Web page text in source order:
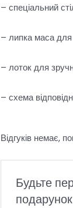
– спеціальний
– липка маса для
– лоток для
– схема
Відгуків немає,
Будьте